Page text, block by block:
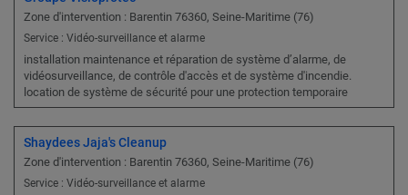
Zone d'intervention : Barentin 76360, Seine-Maritime (76)
Service : Vidéo-surveillance et alarme
installation maintenance et réparation de système d’alarme, de
vidéosurveillance, de contrôle d'accès et de système d'incendie.
location de système de sécurité pour une protection temporaire
Shaydees Jaja's Cleanup
Zone d'intervention : Barentin 76360, Seine-Maritime (76)
Service : Vidéo-surveillance et alarme